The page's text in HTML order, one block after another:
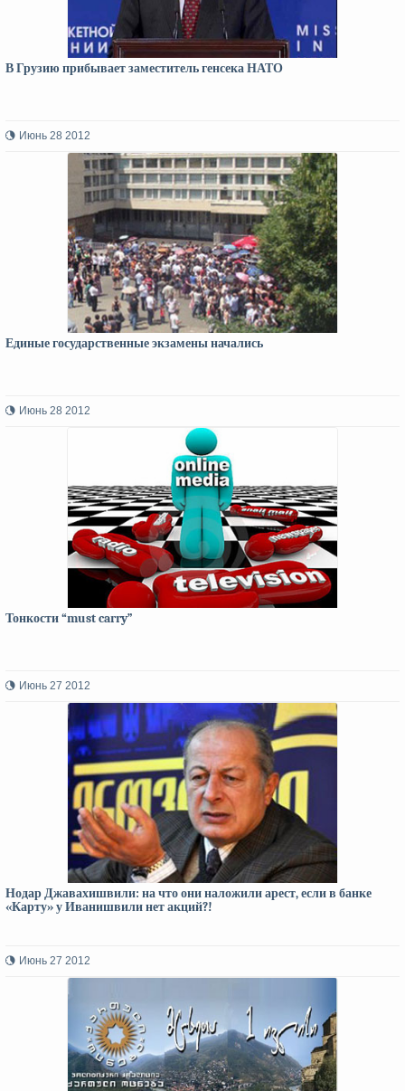
В Грузию прибывает заместитель генсека НАТО
Июнь 28 2012
Единые государственные экзамены начались
Июнь 28 2012
Тонкости “must carry”
Июнь 27 2012
Нодар Джавахишвили: на что они наложили арест, если в банке
«Карту» у Иванишвили нет акций?!
Июнь 27 2012